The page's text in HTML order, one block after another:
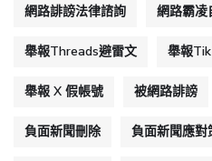
網路誹謗法律諮詢 網路霸凌
舉報Threads避雷文 舉報
舉報 X 假帳號 被網路誹謗
負面新聞刪除 負面新聞應對